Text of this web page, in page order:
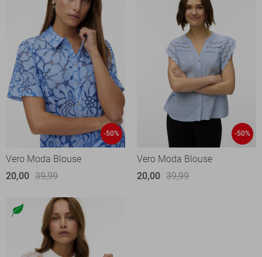
-50%
Vero Moda Blouse
20,00 39,99
-50%
Vero Moda Blouse
20,00 39,99